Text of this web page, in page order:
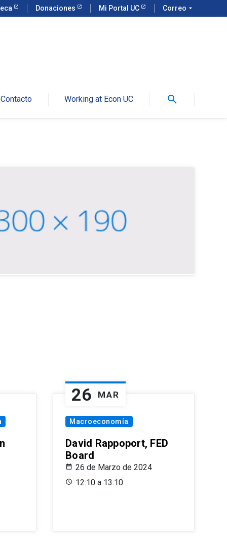
Donaciones Mi Portal UC Correo arrow_drop_down
Contacto Working at Econ UC search
26 MAR
Macroeconomía
David Rappoport, FED
Board
26 de Marzo de 2024
12:10 a 13:10